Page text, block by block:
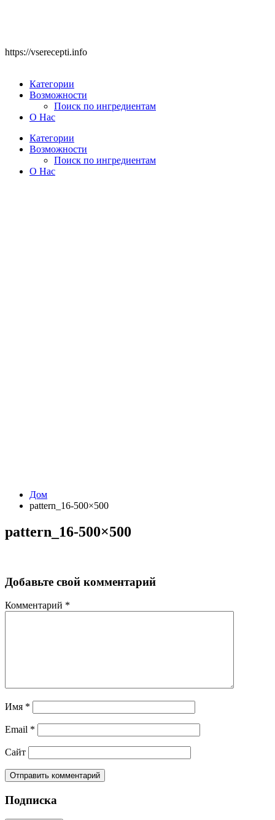
https://vserecepti.info
Категории
Возможности
Поиск по ингредиентам
О Нас
Категории
Возможности
Поиск по ингредиентам
О Нас
Дом
pattern_16-500×500
pattern_16-500×500
Добавьте свой комментарий
Комментарий *
Имя *
Email *
Сайт
Подписка